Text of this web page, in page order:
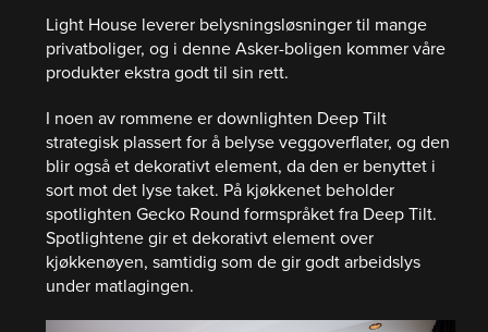
Light House leverer belysningsløsninger til mange
privatboliger, og i denne Asker-boligen kommer våre
produkter ekstra godt til sin rett.
I noen av rommene er downlighten Deep Tilt
strategisk plassert for å belyse veggoverflater, og den
blir også et dekorativt element, da den er benyttet i
sort mot det lyse taket. På kjøkkenet beholder
spotlighten Gecko Round formspråket fra Deep Tilt.
Spotlightene gir et dekorativt element over
kjøkkenøyen, samtidig som de gir godt arbeidslys
under matlagingen.